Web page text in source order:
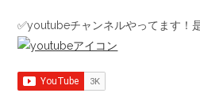
✅youtubeチャンネルやってます！